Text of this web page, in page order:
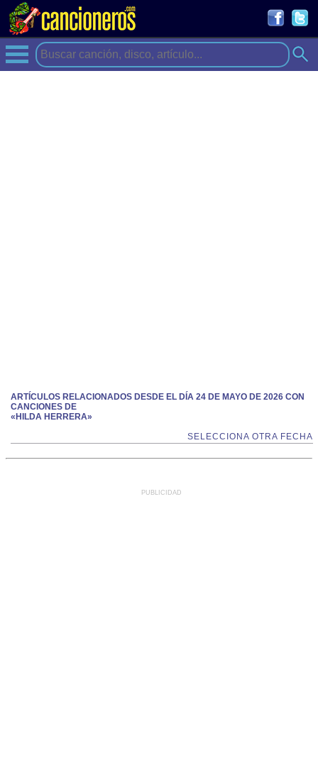
ARTÍCULOS RELACIONADOS DESDE EL DÍA 24 DE MAYO DE 2026 CON
CANCIONES DE
«HILDA HERRERA»
SELECCIONA OTRA FECHA
PUBLICIDAD